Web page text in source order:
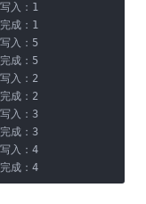
入：1
成：1
入：5
成：5
入：2
成：2
入：3
成：3
入：4
成：4